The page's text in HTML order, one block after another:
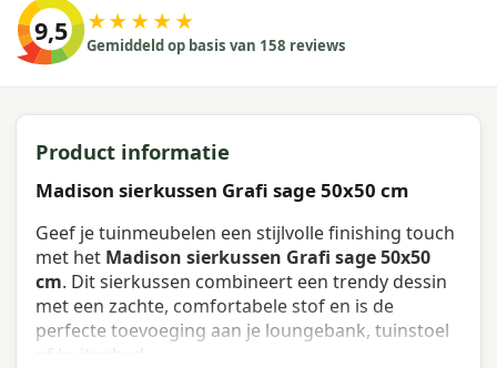
9,5 ★★★★★
Gemiddeld op basis van 158 reviews
Product informatie
Madison sierkussen Grafi sage 50x50 cm
Geef je tuinmeubelen een stijlvolle finishing touch
met het Madison sierkussen Grafi sage 50x50
cm. Dit sierkussen combineert een trendy dessin
met een zachte, comfortabele stof en is de
perfecte toevoeging aan je loungebank, tuinstoel
of buitenbed.